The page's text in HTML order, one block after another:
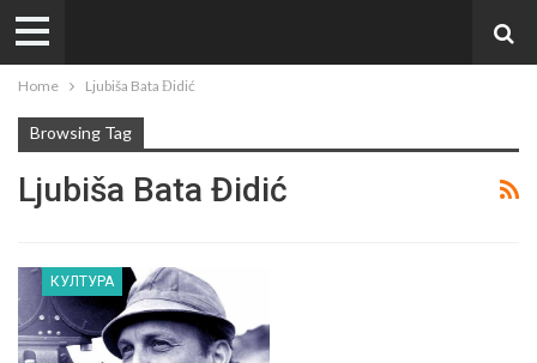
Home Ljubiša Bata Đidić
Browsing Tag
Ljubiša Bata Đidić
КУЛТУРА